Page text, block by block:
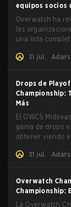
equipos socios
Overwatch ha
las
una lista
31 jul.
Drops de
Championship:
Más
El OWCS
gama de drops
obtener viendo
31 jul.
Overwatch
Championship:
La Overwatch